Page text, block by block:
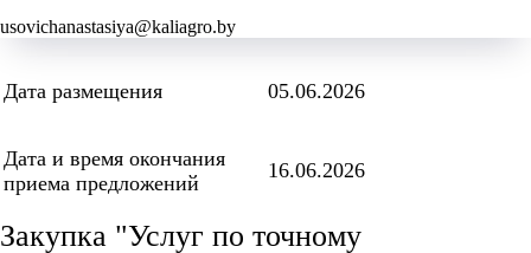
usovichanastasiya@kaliagro.by
Дата размещения 05.06.2026
Дата и время окончания
приема предложений
16.06.2026
Закупка "Услуг по точному